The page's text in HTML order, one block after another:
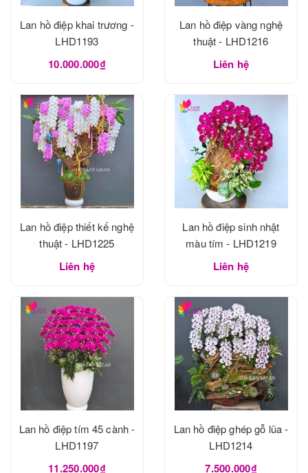
Lan hồ điệp khai trương -
LHD1193
10.000.000₫
Lan hồ điệp vàng nghệ
thuật - LHD1216
Liên hệ
Lan hồ điệp thiết kế nghệ
thuật - LHD1225
Liên hệ
Lan hồ điệp sinh nhật
màu tím - LHD1219
Liên hệ
Lan hồ điệp tím 45 cành -
LHD1197
11.250.000₫
Lan hồ điệp ghép gỗ lũa -
LHD1214
7.500.000₫